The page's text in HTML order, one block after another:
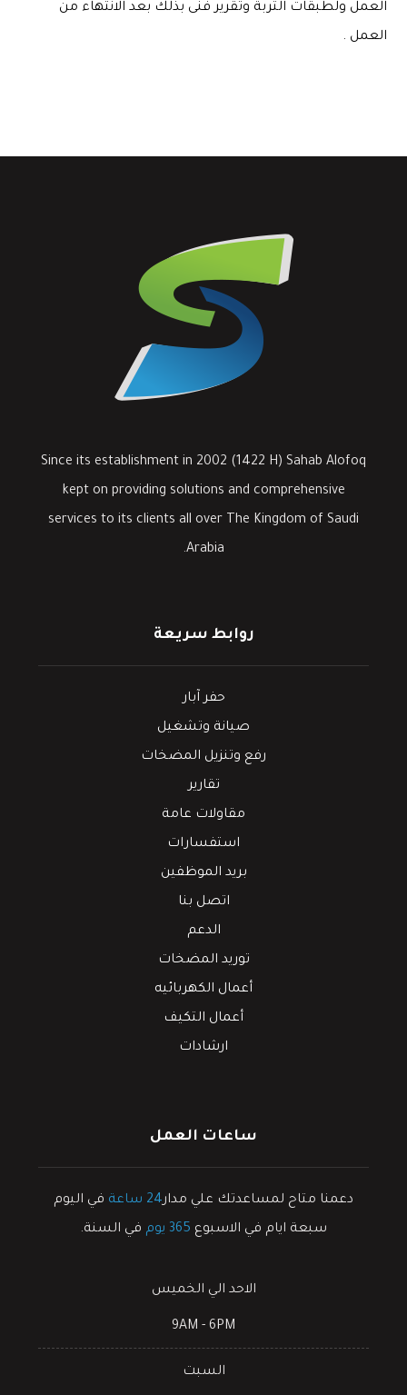
العمل ولطبقات التربة وتقرير فنى بذلك بعد الانتهاء من
العمل .
Since its establishment in 2002 (1422 H) Sahab Alofoq
kept on providing solutions and comprehensive
services to its clients all over The Kingdom of Saudi
Arabia.
روابط سريعة
حفر آبار
صيانة وتشغيل
رفع وتنزيل المضخات
تقارير
مقاولات عامة
استفسارات
بريد الموظفين
اتصل بنا
الدعم
توريد المضخات
أعمال الكهربائيه
أعمال التكيف
ارشادات
ساعات العمل
دعمنا متاح لمساعدتك علي مدار24 ساعة
في اليوم
سبعة ايام في الاسبوع 365 يوم في السنة.
الاحد الي الخميس
9AM - 6PM
السبت